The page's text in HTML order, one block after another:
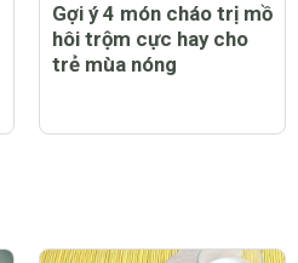
Gợi ý 4 món cháo trị mồ
hôi trộm cực hay cho
trẻ mùa nóng